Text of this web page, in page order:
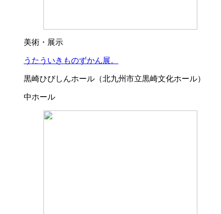
美術・展示
うたういきものずかん展。
黒崎ひびしんホール（北九州市立黒崎文化ホール）
中ホール